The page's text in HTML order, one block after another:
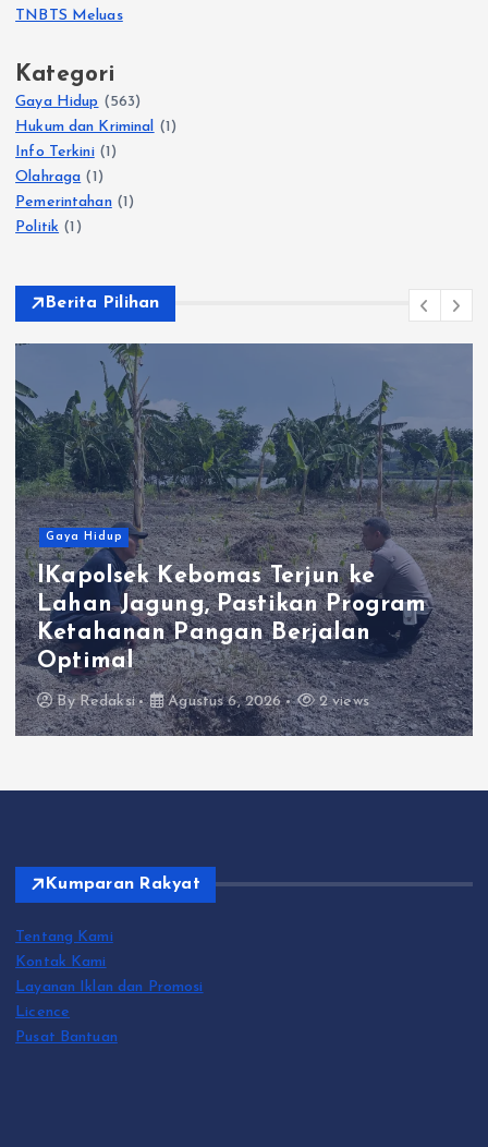
TNBTS Meluas
Kategori
Gaya Hidup (563)
Hukum dan Kriminal (1)
Info Terkini(1)
Olahraga (1)
Pemerintahan(1)
Politik (1)
Berita Pilihan
ke
Program
2 views
Gaya Hidup
Polres Gresik Amankan
Tersangka Edarkan
Bangkalan
ByRedaksi Agustus 6, 2026
Kumparan Rakyat
Tentang Kami
Kontak Kami
Layanan Iklan dan Promosi
Licence
Pusat Bantuan